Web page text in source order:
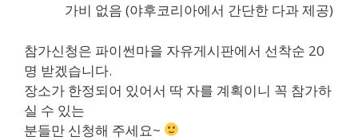
가비 없음 (야후코리아에서 간단한 다과 제공)
참가신청은 파이썬마을 자유게시판에서 선착순 20
명 받겠습니다.
장소가 한정되어 있어서 딱 자를 계획이니 꼭 참가하
실 수 있는
분들만 신청해 주세요~